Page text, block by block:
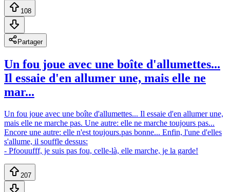
108
Partager
Un fou joue avec une boîte d'allumettes...
Il essaie d'en allumer une, mais elle ne
mar...
Un fou joue avec une boîte d'allumettes... Il essaie d'en allumer une,
mais elle ne marche pas. Une autre: elle ne marche toujours pas...
Encore une autre: elle n'est toujours.pas bonne... Enfin, l'une d'elles
s'allume, il souffle dessus:
- Pfoouufff, je suis pas fou, celle-là, elle marche, je la garde!
207